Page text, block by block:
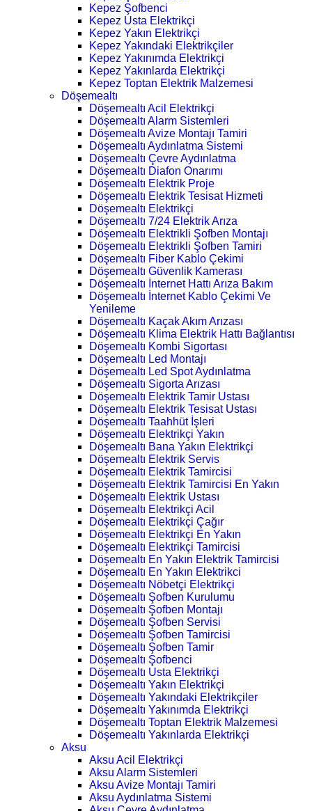
Kepez Şofbenci
Kepez Usta Elektrikçi
Kepez Yakın Elektrikçi
Kepez Yakındaki Elektrikçiler
Kepez Yakınımda Elektrikçi
Kepez Yakınlarda Elektrikçi
Kepez Toptan Elektrik Malzemesi
Döşemealtı
Döşemealtı Acil Elektrikçi
Döşemealtı Alarm Sistemleri
Döşemealtı Avize Montajı Tamiri
Döşemealtı Aydınlatma Sistemi
Döşemealtı Çevre Aydınlatma
Döşemealtı Diafon Onarımı
Döşemealtı Elektrik Proje
Döşemealtı Elektrik Tesisat Hizmeti
Döşemealtı Elektrikçi
Döşemealtı 7/24 Elektrik Arıza
Döşemealtı Elektrikli Şofben Montajı
Döşemealtı Elektrikli Şofben Tamiri
Döşemealtı Fiber Kablo Çekimi
Döşemealtı Güvenlik Kamerası
Döşemealtı İnternet Hattı Arıza Bakım
Döşemealtı İnternet Kablo Çekimi Ve
Yenileme
Döşemealtı Kaçak Akım Arızası
Döşemealtı Klima Elektrik Hattı Bağlantısı
Döşemealtı Kombi Sigortası
Döşemealtı Led Montajı
Döşemealtı Led Spot Aydınlatma
Döşemealtı Sigorta Arızası
Döşemealtı Elektrik Tamir Ustası
Döşemealtı Elektrik Tesisat Ustası
Döşemealtı Taahhüt İşleri
Döşemealtı Elektrikçi Yakın
Döşemealtı Bana Yakın Elektrikçi
Döşemealtı Elektrik Servis
Döşemealtı Elektrik Tamircisi
Döşemealtı Elektrik Tamircisi En Yakın
Döşemealtı Elektrik Ustası
Döşemealtı Elektrikçi Acil
Döşemealtı Elektrikçi Çağır
Döşemealtı Elektrikçi En Yakın
Döşemealtı Elektrikçi Tamircisi
Döşemealtı En Yakın Elektrik Tamircisi
Döşemealtı En Yakın Elektrikci
Döşemealtı Nöbetçi Elektrikçi
Döşemealtı Şofben Kurulumu
Döşemealtı Şofben Montajı
Döşemealtı Şofben Servisi
Döşemealtı Şofben Tamircisi
Döşemealtı Şofben Tamir
Döşemealtı Şofbenci
Döşemealtı Usta Elektrikçi
Döşemealtı Yakın Elektrikçi
Döşemealtı Yakındaki Elektrikçiler
Döşemealtı Yakınımda Elektrikçi
Döşemealtı Toptan Elektrik Malzemesi
Döşemealtı Yakınlarda Elektrikçi
Aksu
Aksu Acil Elektrikçi
Aksu Alarm Sistemleri
Aksu Avize Montajı Tamiri
Aksu Aydınlatma Sistemi